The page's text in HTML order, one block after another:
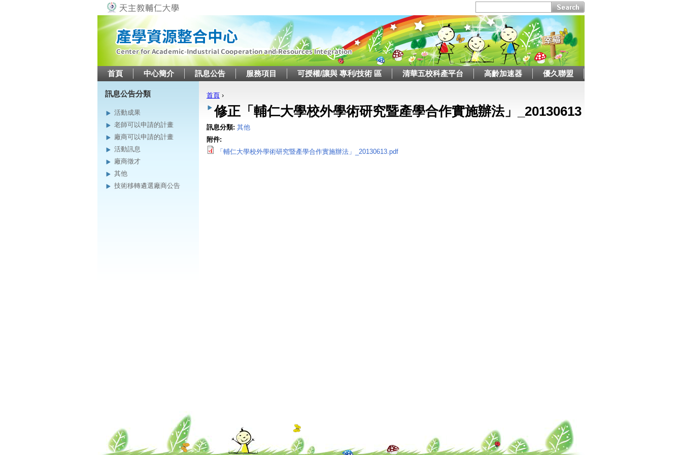
首頁 中心簡介 訊息公告 服務項目 可授權/讓與 專利/技術 區 清華五校科產平台 高齡加速器 優久聯盟
訊息公告分類
活動成果
老師可以申請的計畫
廠商可以申請的計畫
活動訊息
廠商徵才
其他
技術移轉遴選廠商公告
您在這裡
首頁 ›
修正「輔仁大學校外學術研究暨產學合作實施辦法」_20130613
訊息分類: 其他
附件:
「輔仁大學校外學術研究暨產學合作實施辦法」_20130613.pdf